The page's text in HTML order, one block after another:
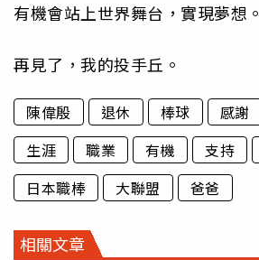
有機會站上世界舞台，實現夢想。
再見了，我的投手丘。
陳偉殷 退休 棒球 感謝
生涯
職業 有機 支持
日本職棒
大聯盟 爸爸
相關文章